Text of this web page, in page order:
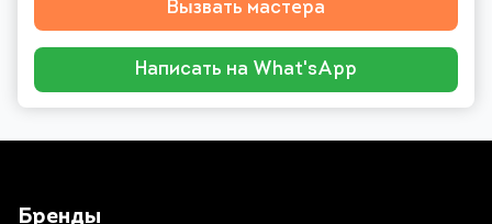
Вызвать мастера
Написать на What'sApp
Бренды